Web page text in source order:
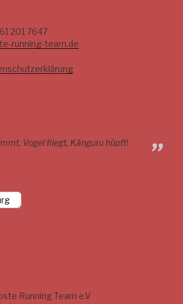
201 7647
running-team.de
Vogel fliegt, Känguru hüpft!
Running Team e.V